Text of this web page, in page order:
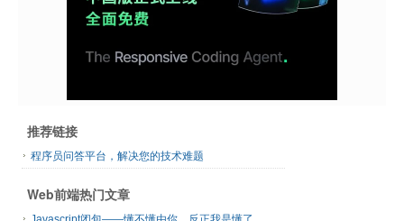
推荐链接
程序员问答平台，解决您的技术难题
Web前端热门文章